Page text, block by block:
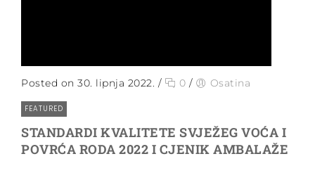
Posted on 30. lipnja 2022. / 0 / Osatina
FEATURED
STANDARDI KVALITETE SVJEŽEG VOĆA I
POVRĆA RODA 2022 I CJENIK AMBALAŽE